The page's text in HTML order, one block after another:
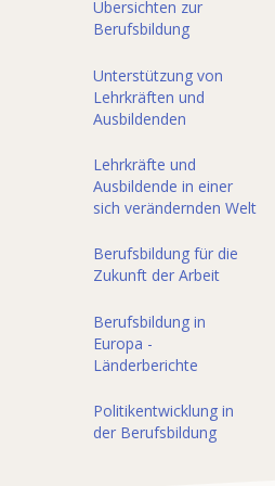
Übersichten zur
Berufsbildung
Unterstützung von
Lehrkräften und
Ausbildenden
Lehrkräfte und
Ausbildende in einer
sich verändernden Welt
Berufsbildung für die
Zukunft der Arbeit
Berufsbildung in
Europa -
Länderberichte
Politikentwicklung in
der Berufsbildung